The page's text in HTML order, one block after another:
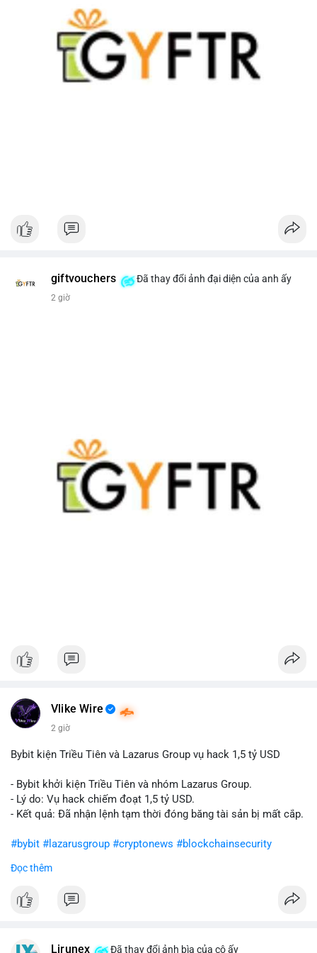
giftvouchers Đã thay đổi ảnh đại diện của anh ấy
2 giờ
Vlike Wire
2 giờ
Bybit kiện Triều Tiên và Lazarus Group vụ hack 1,5 tỷ USD
- Bybit khởi kiện Triều Tiên và nhóm Lazarus Group.
- Lý do: Vụ hack chiếm đoạt 1,5 tỷ USD.
- Kết quả: Đã nhận lệnh tạm thời đóng băng tài sản bị mất cắp.
#bybit #lazarusgroup #cryptonews #blockchainsecurity
$btc $eth
#vlikevn #titanbot
Đọc thêm
Lirunex Đã thay đổi ảnh bìa của cô ấy